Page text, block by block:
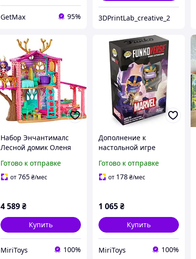
GetMax 95% 3DPrintLab_creative_2
Набор Энчантималс
Лесной домик Оленя
Cozy Deer
Готово к отправке
от765₴/мес
4 589₴
Купить
MiriToys 100%
Дополнение к
настольной игре
Thanos Танос
Готово к отправке
от 178₴/мес
1 065₴
Купить
MiriToys 100%